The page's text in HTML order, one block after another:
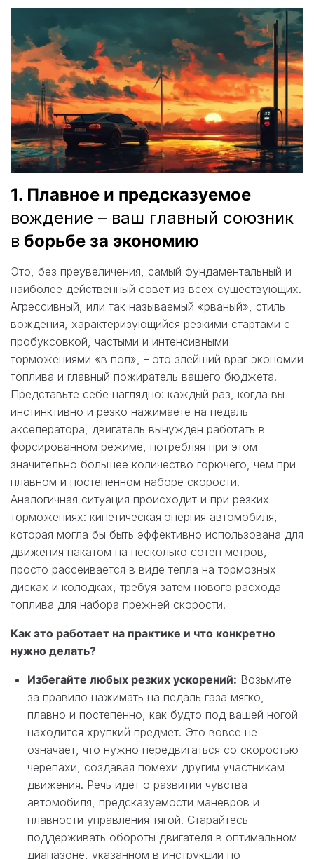
1. Плавное и предсказуемое
вождение – ваш главный союзник
в борьбе за экономию
Это, без преувеличения, самый фундаментальный и
наиболее действенный совет из всех существующих.
Агрессивный, или так называемый «рваный», стиль
вождения, характеризующийся резкими стартами с
пробуксовкой, частыми и интенсивными
торможениями «в пол», – это злейший враг экономии
топлива и главный пожиратель вашего бюджета.
Представьте себе наглядно: каждый раз, когда вы
инстинктивно и резко нажимаете на педаль
акселератора, двигатель вынужден работать в
форсированном режиме, потребляя при этом
значительно большее количество горючего, чем при
плавном и постепенном наборе скорости.
Аналогичная ситуация происходит и при резких
торможениях: кинетическая энергия автомобиля,
которая могла бы быть эффективно использована для
движения накатом на несколько сотен метров,
просто рассеивается в виде тепла на тормозных
дисках и колодках, требуя затем нового расхода
топлива для набора прежней скорости.
Как это работает на практике и что конкретно
нужно делать?
Избегайте любых резких ускорений: Возьмите
за правило нажимать на педаль газа мягко,
плавно и постепенно, как будто под вашей ногой
находится хрупкий предмет. Это вовсе не
означает, что нужно передвигаться со скоростью
черепахи, создавая помехи другим участникам
движения. Речь идет о развитии чувства
автомобиля, предсказуемости маневров и
плавности управления тягой. Старайтесь
поддерживать обороты двигателя в оптимальном
диапазоне, указанном в инструкции по